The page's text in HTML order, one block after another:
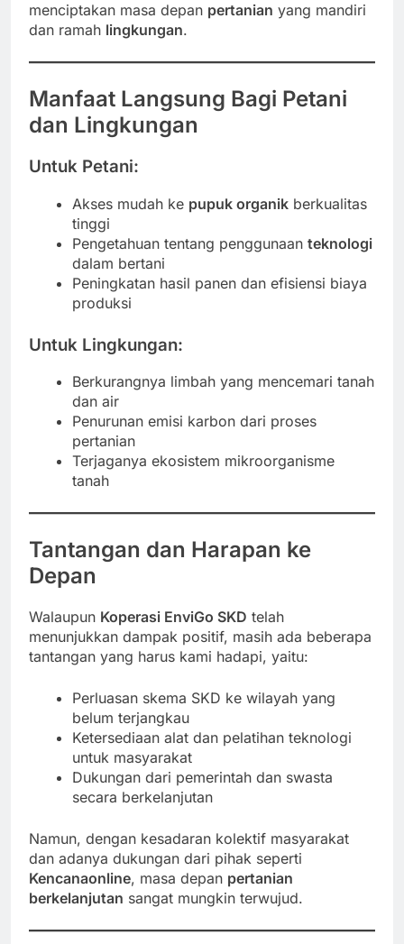
menciptakan masa depan pertanian yang mandiri
dan ramah lingkungan.
Manfaat Langsung Bagi Petani
dan Lingkungan
Untuk Petani:
Akses mudah ke pupuk organik berkualitas
tinggi
Pengetahuan tentang penggunaan teknologi
dalam bertani
Peningkatan hasil panen dan efisiensi biaya
produksi
Untuk Lingkungan:
Berkurangnya limbah yang mencemari tanah
dan air
Penurunan emisi karbon dari proses
pertanian
Terjaganya ekosistem mikroorganisme
tanah
Tantangan dan Harapan ke
Depan
Walaupun Koperasi EnviGo SKD telah
menunjukkan dampak positif, masih ada beberapa
tantangan yang harus kami hadapi, yaitu:
Perluasan skema SKD ke wilayah yang
belum terjangkau
Ketersediaan alat dan pelatihan teknologi
untuk masyarakat
Dukungan dari pemerintah dan swasta
secara berkelanjutan
Namun, dengan kesadaran kolektif masyarakat
dan adanya dukungan dari pihak seperti
Kencanaonline, masa depan pertanian
berkelanjutan sangat mungkin terwujud.